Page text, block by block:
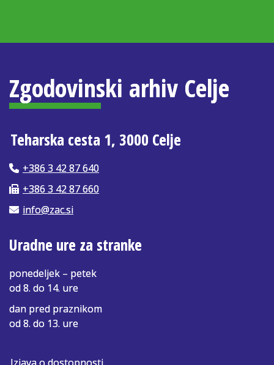
Zgodovinski arhiv Celje
Teharska cesta 1, 3000 Celje
+386 3 42 87 640
+386 3 42 87 660
info@zac.si
Uradne ure za stranke
ponedeljek – petek
od 8. do 14. ure
dan pred praznikom
od 8. do 13. ure